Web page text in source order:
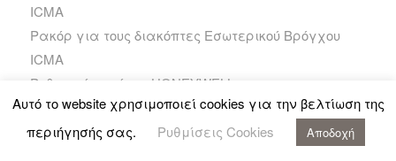
ICMA
Ρακόρ για τους διακόπτες Εσωτερικού Βρόγχου
ICMA
Ρυθμιστής καύσης HONEYWELL
Σειρά TN
Σειρά TN -X
Αυτό το website χρησιμοποιεί cookies για την βελτίωση της
περιήγησής σας.
Ρυθμίσεις Cookies Αποδοχή